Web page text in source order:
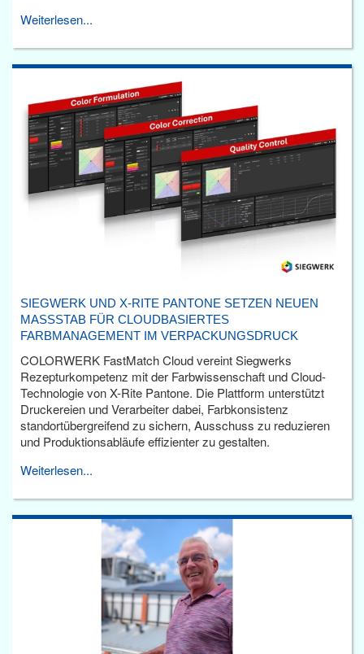
Weiterlesen...
SIEGWERK UND X-RITE PANTONE SETZEN NEUEN
MASSSTAB FÜR CLOUDBASIERTES F
ARBMANAGEMENT IM VERPACKUNGSDRUCK
COLORWERK FastMatch Cloud vereint Siegwerks
Rezepturkompetenz mit der Farbwissenschaft und Cloud-
Technologie von X-Rite Pantone. Die Plattform unterstützt
Druckereien und Verarbeiter dabei, Farbkonsistenz
standortübergreifend zu sichern, Ausschuss zu reduzieren
und Produktionsabläufe effizienter zu gestalten.
Weiterlesen...